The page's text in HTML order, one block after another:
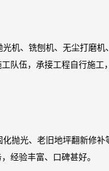
机、铣刨机、无尘打磨机
队伍，承接工程自行施工
抛光、老旧地坪翻新修补
经验丰富、口碑甚好。